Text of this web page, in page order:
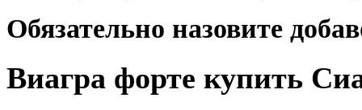
Обязательно назовите
Виагра форте купить